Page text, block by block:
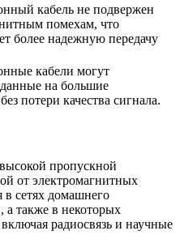
кабель не подвержен
помехам, что
более надежную передачу
кабели могут
данные на большие
потери качества сигнала.
пропускной
от электромагнитных
сетях домашнего
а также в некоторых
радиосвязь и научные